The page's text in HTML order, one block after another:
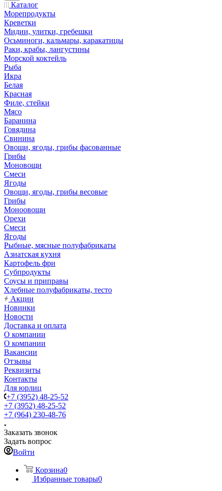
Каталог
Морепродукты
Креветки
Мидии, улитки, гребешки
Осьминоги, кальмары, каракатицы
Раки, крабы, лангустины
Морской коктейль
Рыба
Икра
Белая
Красная
Филе, стейки
Мясо
Баранина
Говядина
Свинина
Овощи, ягоды, грибы фасованные
Грибы
Моновощи
Смеси
Ягоды
Овощи, ягоды, грибы весовые
Грибы
Моноовощи
Орехи
Смеси
Ягоды
Рыбные, мясные полуфабрикаты
Азиатская кухня
Картофель фри
Субпродукты
Соусы и приправы
Хлебные полуфабрикаты, тесто
Акции
Новинки
Новости
Доставка и оплата
О компании
О компании
Вакансии
Отзывы
Реквизиты
Контакты
Для юрлиц
+7 (3952) 48-25-52
+7 (3952) 48-25-52
+7 (964) 230-48-76
Заказать звонок
Задать вопрос
Войти
Корзина0
Избранные товары0